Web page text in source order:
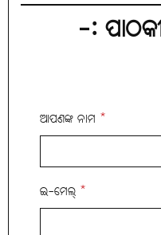
-:
ଆପଣଙ୍କ ନାମ *
ଇ-ମେଲ୍ *